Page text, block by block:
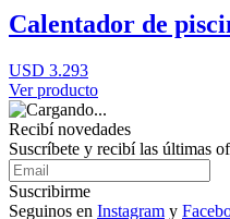
Calentador de
USD 3.293
Ver producto
Recibí novedades
Suscríbete y recibí las últimas
Suscribirme
Seguinos en Instagram y